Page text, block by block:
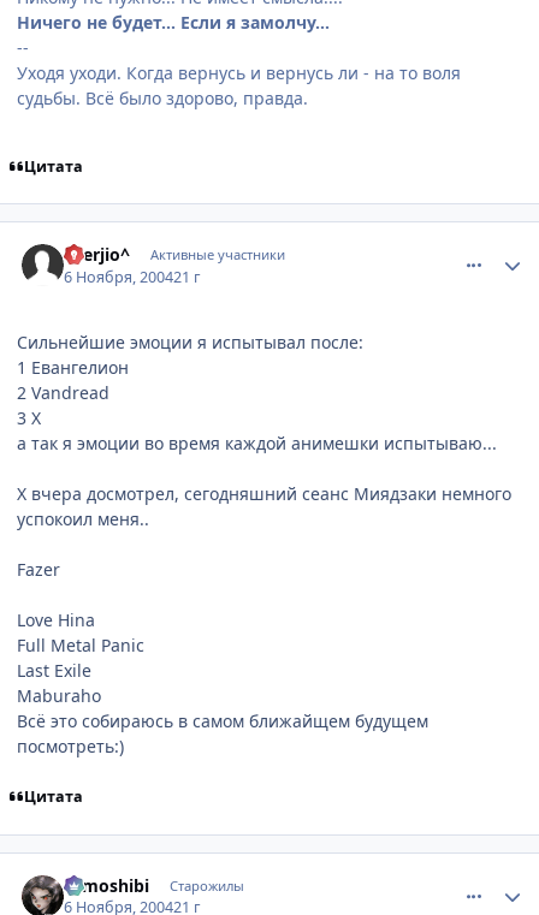
Ничего не будет... Если я замолчу...
--
Уходя уходи. Когда вернусь и вернусь ли - на то воля
судьбы. Всё было здорово, правда.
Цитата
^Serjio^ Активные участники
6 Ноября, 200421 г
Сильнейшие эмоции я испытывал после:
1 Евангелион
2 Vandread
3 Х
а так я эмоции во время каждой анимешки испытываю...
Х вчера досмотрел, сегодняшний сеанс Миядзаки немного
успокоил меня..
Fazer
Love Hina
Full Metal Panic
Last Exile
Maburaho
Всё это собираюсь в самом ближайщем будущем
посмотреть:)
Цитата
tomoshibi Старожилы
6 Ноября, 200421 г